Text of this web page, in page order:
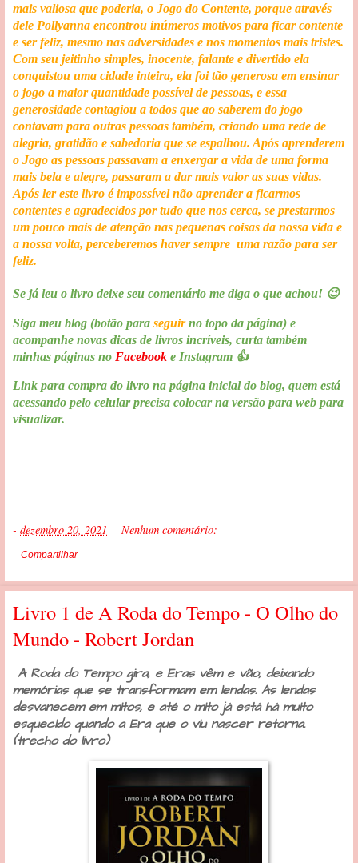
mais valiosa que poderia, o Jogo do Contente, porque através
dele Pollyanna encontrou inúmeros motivos para ficar contente
e ser feliz, mesmo nas adversidades e nos momentos mais tristes.
Com seu jeitinho simples, inocente, falante e divertido ela
conquistou uma cidade inteira, ela foi tão generosa em ensinar
o jogo a maior quantidade possível de pessoas, e essa
generosidade contagiou a todos que ao saberem do jogo
contavam para outras pessoas também, criando uma rede de
alegria, gratidão e sabedoria que se espalhou. Após aprenderem
o Jogo as pessoas passavam a enxergar a vida de uma forma
mais bela e alegre, passaram a dar mais valor as suas vidas.
Após ler este livro é impossível não aprender a ficarmos
contentes e agradecidos por tudo que nos cerca, se prestarmos
um pouco mais de atenção nas pequenas coisas da nossa vida e
a nossa volta, perceberemos haver sempre uma razão para ser
feliz.
Se já leu o livro deixe seu comentário me diga o que achou! 😉
Siga meu blog (botão para seguirno topo da página) e
acompanhe novas dicas de livros incríveis, curta também
minhas páginas no Facebook e Instagram 👍
Link para compra do livro na página inicial do blog, quem está
acessando pelo celular precisa colocar na versão para web para
visualizar.
- dezembro 20, 2021 Nenhum comentário:
Compartilhar
Livro 1 de A Roda do Tempo - O Olho do
Mundo - Robert Jordan
A Roda do Tempo gira, e Eras vêm e vão, deixando
memórias que se transformam em lendas. As lendas
desvanecem em mitos, e até o mito já está há muito
esquecido quando a Era que o viu nascer retorna.
(trecho do livro)